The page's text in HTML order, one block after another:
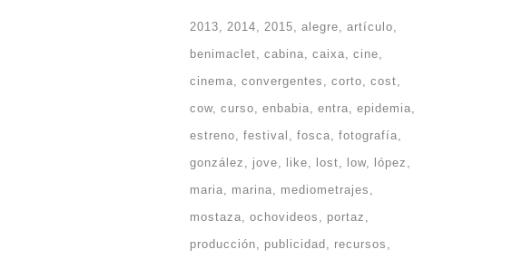
2013 2014 2015 alegre
artículo
benimaclet
cabina caixa
cine
cinema
convergentes corto
cost
cow curso enbabia entra
epidemia
estreno
festival fosca
fotografía
gonzález
jove like lost low
lópez
maria
marina
mediometrajes
mostaza
ochovideos
portaz
producción
publicidad recursos